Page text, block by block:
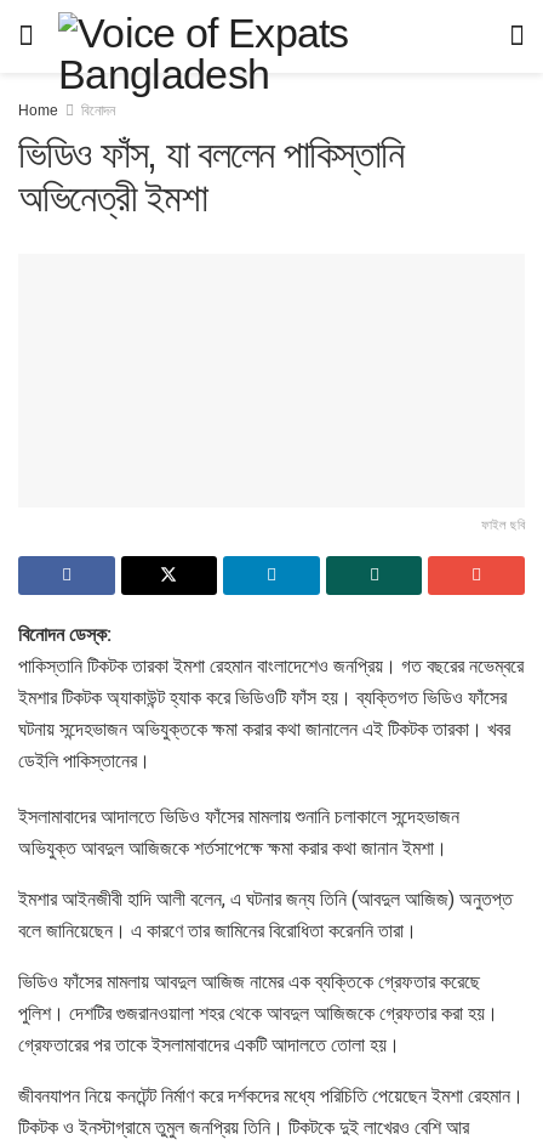
Home বিনোদন
ভিডিও ফাঁস, যা বললেন পাকিস্তানি
অভিনেত্রী ইমশা
ফাইল ছবি
বিনোদন ডেস্ক:
পাকিস্তানি টিকটক তারকা ইমশা রেহমান বাংলাদেশেও জনপ্রিয়। গত বছরের নভেম্বরে
ইমশার টিকটক অ্যাকাউন্ট হ্যাক করে ভিডিওটি ফাঁস হয়। ব্যক্তিগত ভিডিও ফাঁসের
ঘটনায় সন্দেহভাজন অভিযুক্তকে ক্ষমা করার কথা জানালেন এই টিকটক তারকা। খবর
ডেইলি পাকিস্তানের।
ইসলামাবাদের আদালতে ভিডিও ফাঁসের মামলায় শুনানি চলাকালে সন্দেহভাজন
অভিযুক্ত আবদুল আজিজকে শর্তসাপেক্ষে ক্ষমা করার কথা জানান ইমশা।
ইমশার আইনজীবী হাদি আলী বলেন, এ ঘটনার জন্য তিনি (আবদুল আজিজ) অনুতপ্ত
বলে জানিয়েছেন। এ কারণে তার জামিনের বিরোধিতা করেননি তারা।
ভিডিও ফাঁসের মামলায় আবদুল আজিজ নামের এক ব্যক্তিকে গ্রেফতার করেছে
পুলিশ। দেশটির গুজরানওয়ালা শহর থেকে আবদুল আজিজকে গ্রেফতার করা হয়।
গ্রেফতারের পর তাকে ইসলামাবাদের একটি আদালতে তোলা হয়।
জীবনযাপন নিয়ে কনটেন্ট নির্মাণ করে দর্শকদের মধ্যে পরিচিতি পেয়েছেন ইমশা রেহমান।
টিকটক ও ইনস্টাগ্রামে তুমুল জনপ্রিয় তিনি। টিকটকে দুই লাখেরও বেশি আর